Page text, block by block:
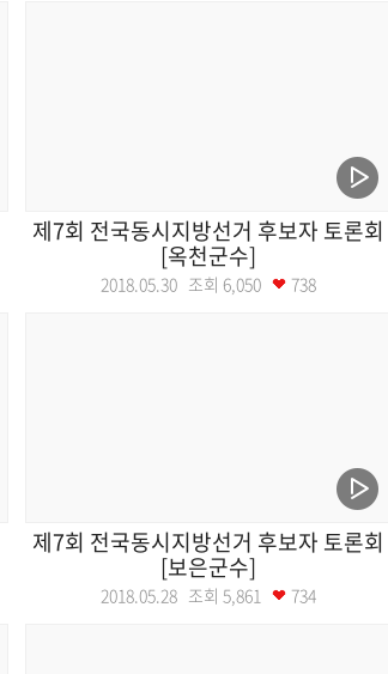
제7회 전국동시지방선거 후보자 토론회
[옥천군수]
2018.05.30 조회 6,050 738
제7회 전국동시지방선거 후보자 토론회
[보은군수]
2018.05.28 조회 5,861 734